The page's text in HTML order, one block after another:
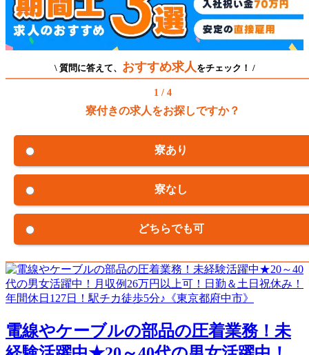
\ 質問に答えて、 おすすめ求人 をチェック！ /
1 / 4
寮付きの求人をお探しですか？
寮あり
寮なし
どちらでも可
電線やケーブルの部品の圧着業務！未